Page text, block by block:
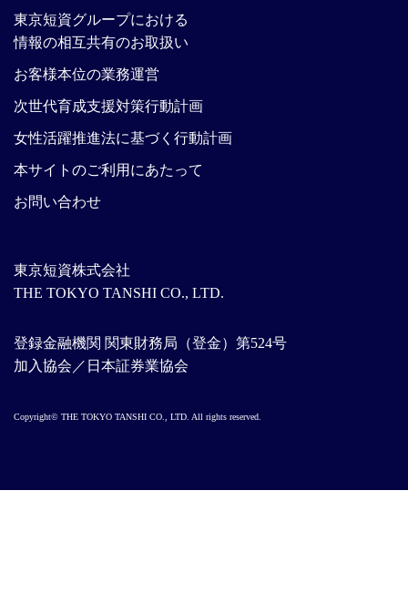
東京短資株式会社
THE TOKYO TANSHI CO., LTD.
登録金融機関 関東財務局（登金）第524号
加入協会／日本証券業協会
東京短資グループにおける
情報の相互共有のお取扱い
お客様本位の業務運営
次世代育成支援対策行動計画
女性活躍推進法に基づく行動計画
本サイトのご利用にあたって
お問い合わせ
Copyright© THE TOKYO TANSHI CO., LTD. All rights reserved.